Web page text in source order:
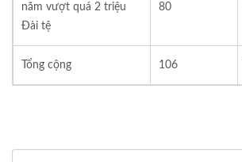
năm vượt quá 2 triệu
Đài tệ
80
Tổng cộng 106